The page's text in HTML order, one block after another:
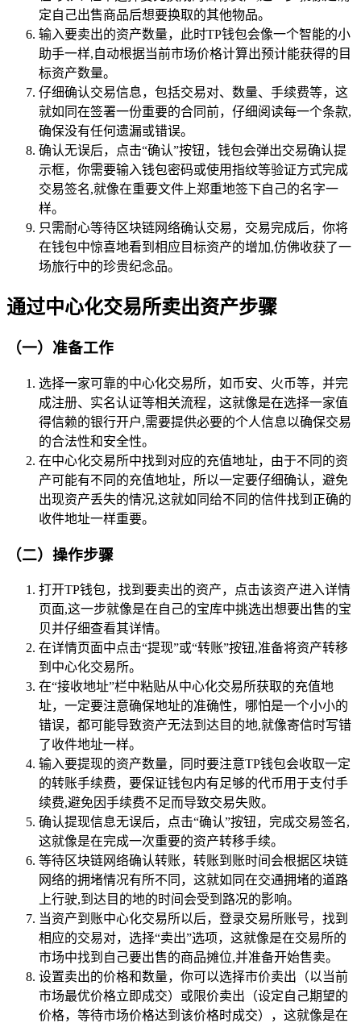
定自己出售商品后想要换取的其他物品。
输入要卖出的资产数量，此时TP钱包会像一个智能的小
助手一样,自动根据当前市场价格计算出预计能获得的目
标资产数量。
仔细确认交易信息，包括交易对、数量、手续费等，这
就如同在签署一份重要的合同前，仔细阅读每一个条款,
确保没有任何遗漏或错误。
确认无误后，点击“确认”按钮，钱包会弹出交易确认提
示框，你需要输入钱包密码或使用指纹等验证方式完成
交易签名,就像在重要文件上郑重地签下自己的名字一
样。
只需耐心等待区块链网络确认交易，交易完成后，你将
在钱包中惊喜地看到相应目标资产的增加,仿佛收获了一
场旅行中的珍贵纪念品。
通过中心化交易所卖出资产步骤
（一）准备工作
选择一家可靠的中心化交易所，如币安、火币等，并完
成注册、实名认证等相关流程，这就像是在选择一家值
得信赖的银行开户,需要提供必要的个人信息以确保交易
的合法性和安全性。
在中心化交易所中找到对应的充值地址，由于不同的资
产可能有不同的充值地址，所以一定要仔细确认，避免
出现资产丢失的情况,这就如同给不同的信件找到正确的
收件地址一样重要。
（二）操作步骤
打开TP钱包，找到要卖出的资产，点击该资产进入详情
页面,这一步就像是在自己的宝库中挑选出想要出售的宝
贝并仔细查看其详情。
在详情页面中点击“提现”或“转账”按钮,准备将资产转移
到中心化交易所。
在“接收地址”栏中粘贴从中心化交易所获取的充值地
址，一定要注意确保地址的准确性，哪怕是一个小小的
错误，都可能导致资产无法到达目的地,就像寄信时写错
了收件地址一样。
输入要提现的资产数量，同时要注意TP钱包会收取一定
的转账手续费，要保证钱包内有足够的代币用于支付手
续费,避免因手续费不足而导致交易失败。
确认提现信息无误后，点击“确认”按钮，完成交易签名,
这就像是在完成一次重要的资产转移手续。
等待区块链网络确认转账，转账到账时间会根据区块链
网络的拥堵情况有所不同，这就如同在交通拥堵的道路
上行驶,到达目的地的时间会受到路况的影响。
当资产到账中心化交易所以后，登录交易所账号，找到
相应的交易对，选择“卖出”选项，这就像是在交易所的
市场中找到自己要出售的商品摊位,并准备开始售卖。
设置卖出的价格和数量，你可以选择市价卖出（以当前
市场最优价格立即成交）或限价卖出（设定自己期望的
价格，等待市场价格达到该价格时成交），这就像是在